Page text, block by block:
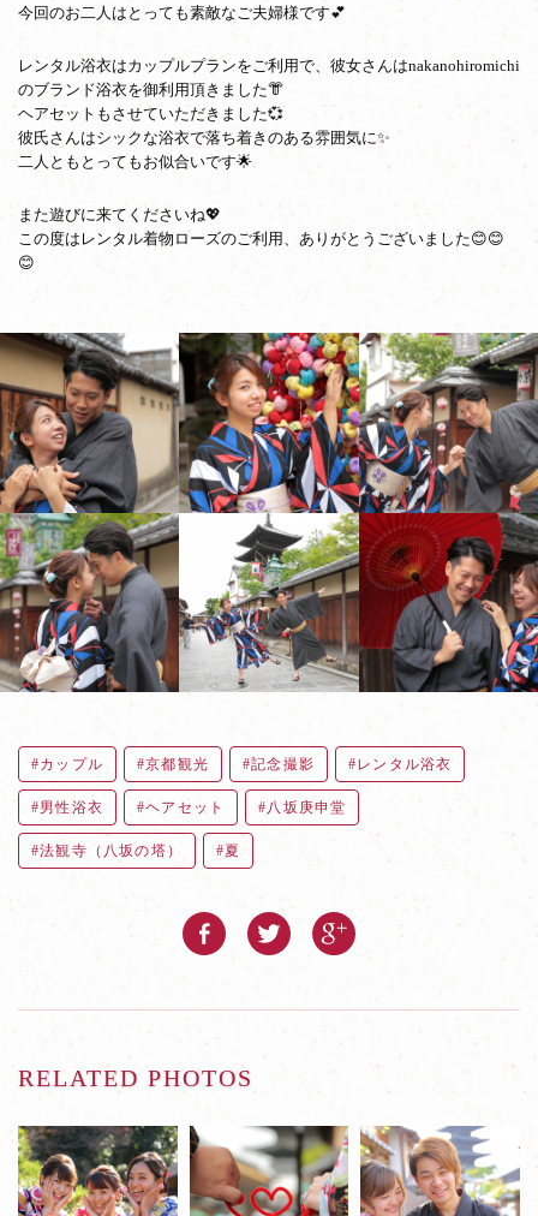
今回のお二人はとっても素敵なご夫婦様です💕
レンタル浴衣はカップルプランをご利用で、彼女さんはnakanohiromichi
のブランド浴衣を御利用頂きました👘
ヘアセットもさせていただきました💞
彼氏さんはシックな浴衣で落ち着きのある雰囲気に✨
二人ともとってもお似合いです🌟
また遊びに来てくださいね💖
この度はレンタル着物ローズのご利用、ありがとうございました😊😊
😊
カップル 京都観光 記念撮影 レンタル浴衣
男性浴衣 ヘアセット 八坂庚申堂
法観寺（八坂の塔） 夏
RELATED PHOTOS